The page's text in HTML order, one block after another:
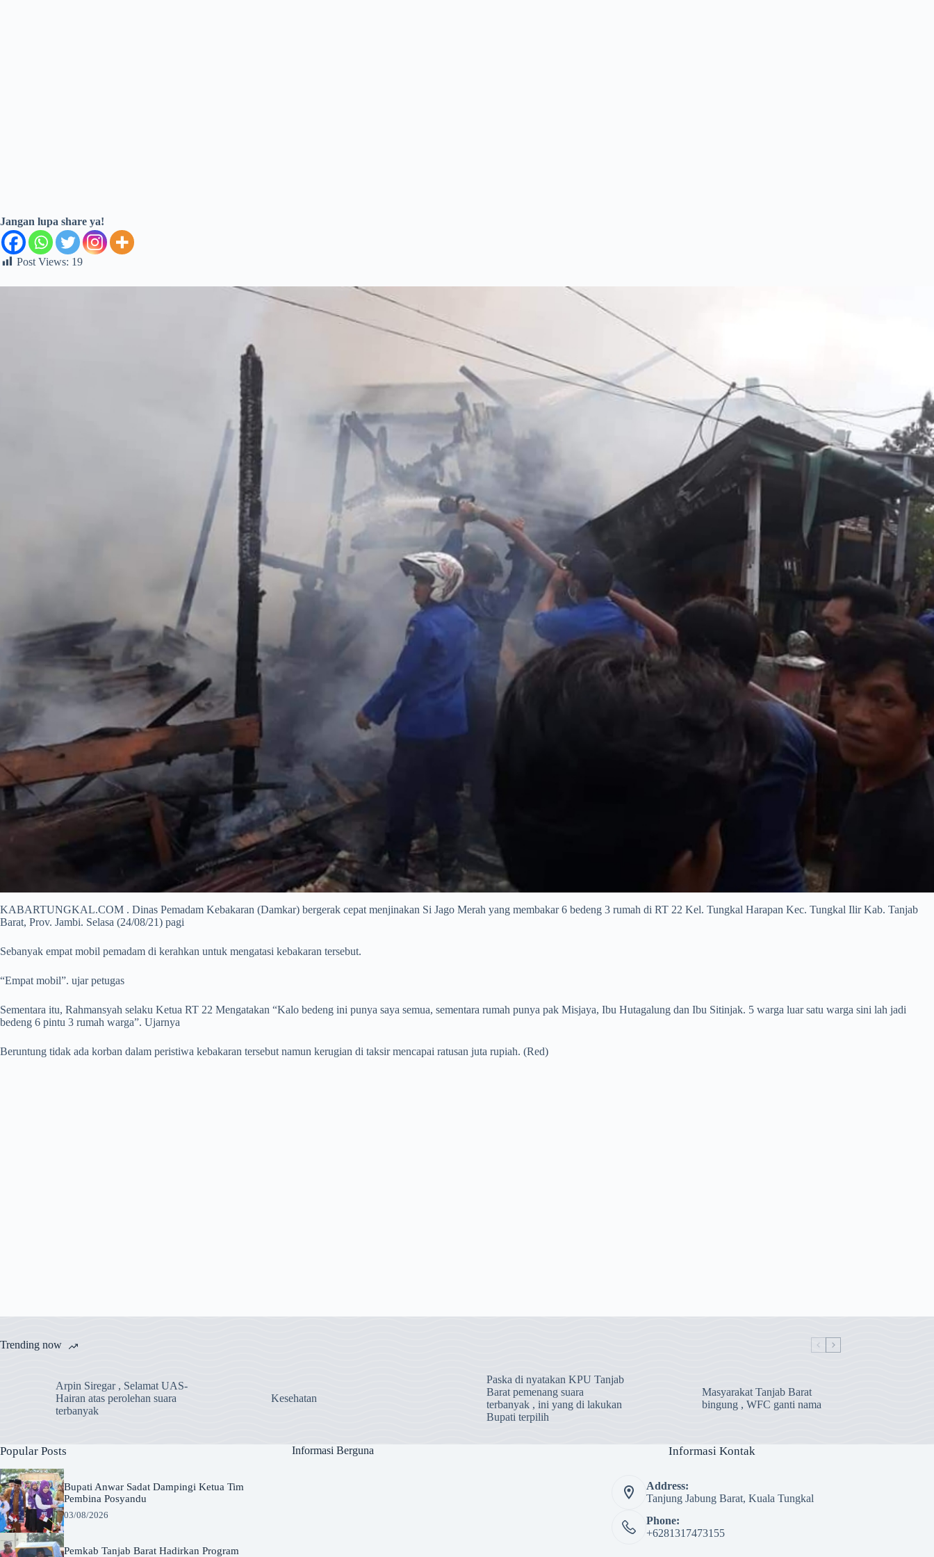
Jangan lupa share ya!
Post Views: 19
KABARTUNGKAL.COM . Dinas Pemadam Kebakaran (Damkar) bergerak cepat menjinakan Si Jago Merah yang membakar 6 bedeng 3 rumah di RT 22 Kel. Tungkal Harapan Kec. Tungkal Ilir Kab. Tanjab
Barat, Prov. Jambi. Selasa (24/08/21) pagi
Sebanyak empat mobil pemadam di kerahkan untuk mengatasi kebakaran tersebut.
“Empat mobil”. ujar petugas
Sementara itu, Rahmansyah selaku Ketua RT 22 Mengatakan “Kalo bedeng ini punya saya semua, sementara rumah punya pak Misjaya, Ibu Hutagalung dan Ibu Sitinjak. 5 warga luar satu warga sini lah jadi
bedeng 6 pintu 3 rumah warga”. Ujarnya
Beruntung tidak ada korban dalam peristiwa kebakaran tersebut namun kerugian di taksir mencapai ratusan juta rupiah. (Red)
Trending now
Arpin Siregar , Selamat UAS-
Hairan atas perolehan suara
terbanyak
Kesehatan
Paska di nyatakan KPU Tanjab
Barat pemenang suara
terbanyak , ini yang di lakukan
Bupati terpilih
Masyarakat Tanjab Barat
bingung , WFC ganti nama
Popular Posts
Bupati Anwar Sadat Dampingi Ketua Tim
Pembina Posyandu
03/08/2026
Pemkab Tanjab Barat Hadirkan Program
Informasi Berguna Informasi Kontak
Address:
Tanjung Jabung Barat, Kuala Tungkal
Phone:
+6281317473155